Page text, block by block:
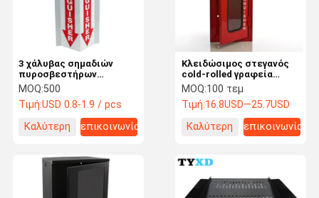
Κλειδώσιμος στεγανός
cold-rolled γραφεία
χάλυβας
πυροσβεστήρων που
γίνεται
MOQ:100 τεμ
Τιμή:16.8USD—25.7USD
Καλύτερη
επικοινωνία
3 χάλυβας σημαδιών
πυροσβεστήρων
τρόπων/πλαστικό
αλουμινίου/τύπος
εγγράφου διαθέσιμος
MOQ:500
Τιμή:USD 0.8-1.9 / pcs
Καλύτερη
επικοινωνία